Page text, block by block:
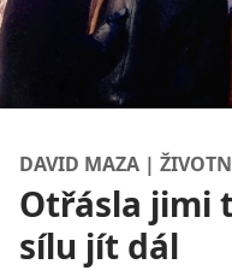
DAVID MAZA |
Otřásla jimi
sílu jít dál